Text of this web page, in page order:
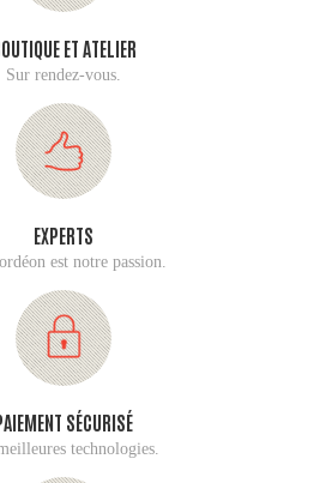
ET ATELIER
Sur rendez-vous.
EXPERTS
est notre passion.
SÉCURISÉ
technologies.